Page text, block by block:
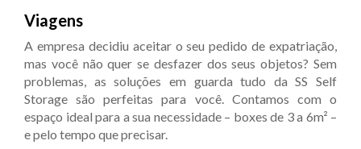
Viagens
A empresa decidiu aceitar o seu pedido de expatriação,
mas você não quer se desfazer dos seus objetos? Sem
problemas, as soluções em guarda tudo da SS Self
Storage são perfeitas para você. Contamos com o
espaço ideal para a sua necessidade – boxes de 3 a 6m² –
e pelo tempo que precisar.